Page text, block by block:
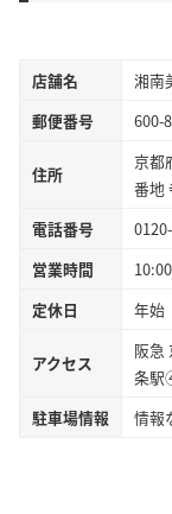
店舗名
湘南
郵便番号
600-
住所
京都
番地
電話番号
営業時間
定休日
年始
アクセス
阪急
条駅
駐車場情報
情報